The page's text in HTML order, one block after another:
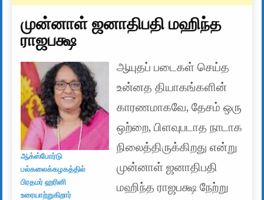
முன்னாள் ஜனாதிபதி மஹிந்த
ராஜபக்ஷ
ஆக்ஸ்போர்டு
பல்கலைக்கழகத்தில்
பிரதமர் ஹரினி
உரையாற்றுகிறார்
ஆயுதப் படைகள் செய்த
உன்னத தியாகங்களின்
காரணமாகவே, தேசம் ஒரு
ஒற்றை, பிளவுபடாத நாடாக
நிலைத்திருக்கிறது என்று
முன்னாள் ஜனாதிபதி
மஹிந்த ராஜபக்ஷ நேற்று